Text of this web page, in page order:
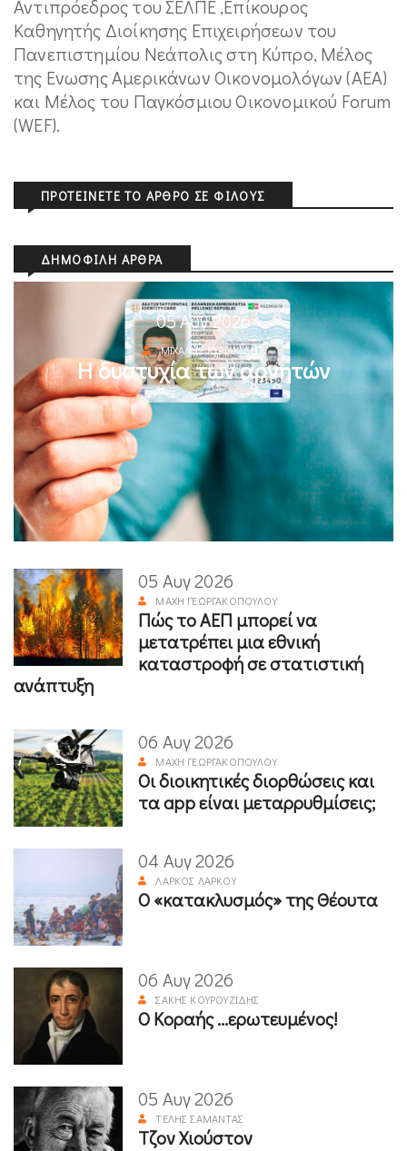
Αντιπρόεδρος του ΣΕΛΠΕ ,Επίκουρος
Καθηγητής Διοίκησης Επιχειρήσεων του
Πανεπιστημίου Nεάπολις στη Κύπρο, Μέλος
της Ενωσης Αμερικάνων Οικονομολόγων (ΑΕΑ)
και Μέλος του Παγκόσμιου Οικονομικού Forum
(WEF).
ΠΡΟΤΕΊΝΕΤΕ ΤΟ ΆΡΘΡΟ ΣΕ ΦΊΛΟΥΣ
ΔΗΜΟΦΙΛΉ ΆΡΘΡΑ
05 Αυγ 2026
ΜΙΧΆΛΗΣ ΚΥΡΙΑΚΊΔΗΣ
Η δυστυχία των αρνητών
05 Αυγ 2026
ΜΆΧΗ ΓΕΩΡΓΑΚΟΠΟΎΛΟΥ
Πώς το ΑΕΠ μπορεί να
μετατρέπει μια εθνική
καταστροφή σε στατιστική
ανάπτυξη
06 Αυγ 2026
ΜΆΧΗ ΓΕΩΡΓΑΚΟΠΟΎΛΟΥ
Οι διοικητικές διορθώσεις και
τα app είναι μεταρρυθμίσεις;
04 Αυγ 2026
ΛΆΡΚΟΣ ΛΆΡΚΟΥ
Ο «κατακλυσμός» της Θέουτα
06 Αυγ 2026
ΣΆΚΗΣ ΚΟΥΡΟΥΖΊΔΗΣ
Ο Κοραής ...ερωτευμένος!
05 Αυγ 2026
ΤΈΛΗΣ ΣΑΜΑΝΤΆΣ
Τζον Χιούστον